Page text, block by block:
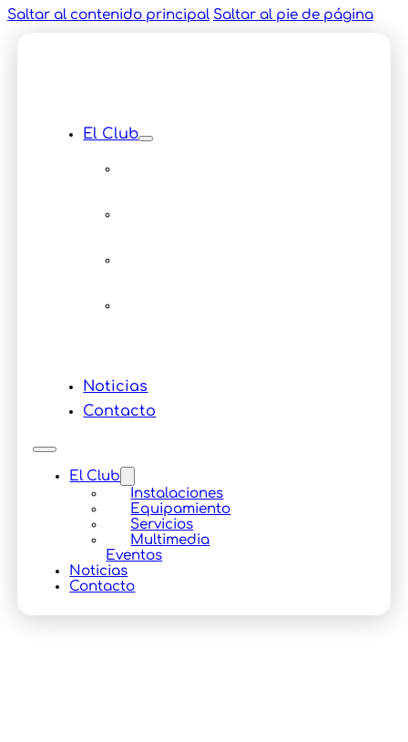
Saltar al contenido principal Saltar al pie de página
El Club
Noticias
Contacto
El Club
Instalaciones
Equipamiento
Servicios
Multimedia
Eventos
Noticias
Contacto